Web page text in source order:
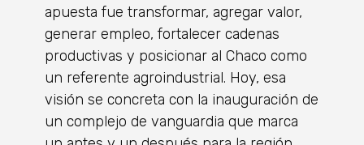
apuesta fue transformar, agregar valor,
generar empleo, fortalecer cadenas
productivas y posicionar al Chaco como
un referente agroindustrial. Hoy, esa
visión se concreta con la inauguración de
un complejo de vanguardia que marca